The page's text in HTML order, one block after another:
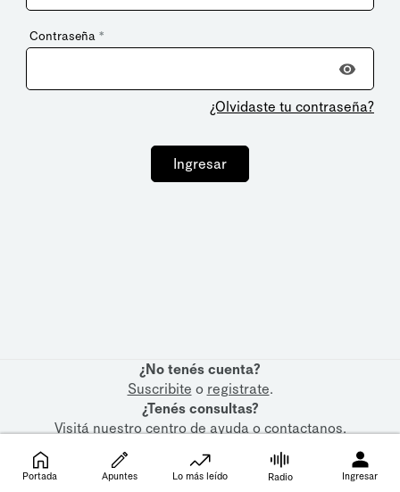
Contraseña *
¿Olvidaste tu contraseña?
Ingresar
¿No tenés cuenta?
Suscribite o registrate.
¿Tenés consultas?
Visitá nuestrocentro de ayudaocontactanos.
Portada Apuntes Lo más leído Radio Ingresar